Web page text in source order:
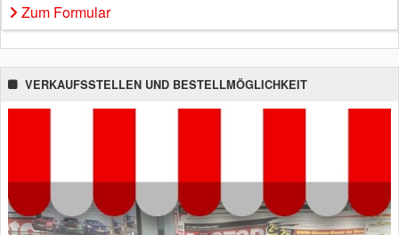
Zum Formular
VERKAUFSSTELLEN UND BESTELLMÖGLICHKEIT